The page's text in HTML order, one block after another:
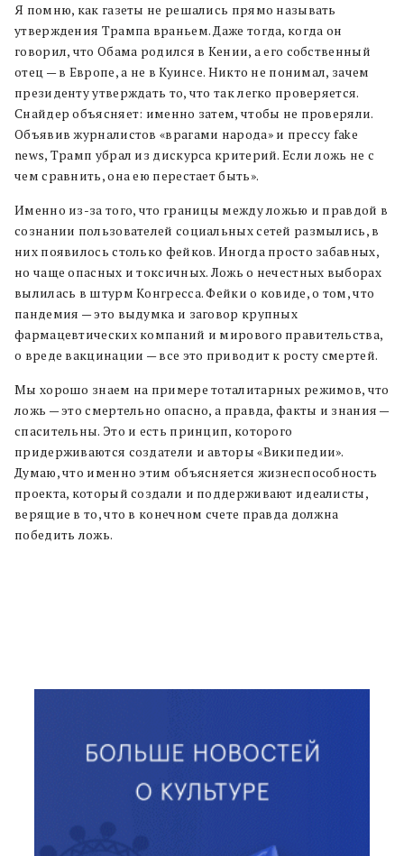
Я помню, как газеты не решались прямо называть
утверждения Трампа враньем. Даже тогда, когда он
говорил, что Обама родился в Кении, а его собственный
отец — в Европе, а не в Куинсе. Никто не понимал, зачем
президенту утверждать то, что так легко проверяется.
Снайдер объясняет: именно затем, чтобы не проверяли.
Объявив журналистов «врагами народа» и прессу fake
news, Трамп убрал из дискурса критерий. Если ложь не с
чем сравнить, она ею перестает быть».
Именно из-за того, что границы между ложью и правдой в
сознании пользователей социальных сетей размылись, в
них появилось столько фейков. Иногда просто забавных,
но чаще опасных и токсичных. Ложь о нечестных выборах
вылилась в штурм Конгресса. Фейки о ковиде, о том, что
пандемия — это выдумка и заговор крупных
фармацевтических компаний и мирового правительства,
о вреде вакцинации — все это приводит к росту смертей.
Мы хорошо знаем на примере тоталитарных режимов, что
ложь — это смертельно опасно, а правда, факты и знания —
спасительны. Это и есть принцип, которого
придерживаются создатели и авторы «Википедии».
Думаю, что именно этим объясняется жизнеспособность
проекта, который создали и поддерживают идеалисты,
верящие в то, что в конечном счете правда должна
победить ложь.